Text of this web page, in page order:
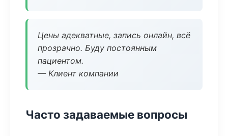
Цены адекватные, запись онлайн, всё
прозрачно. Буду постоянным
пациентом.
— Клиент компании
Часто задаваемые вопросы